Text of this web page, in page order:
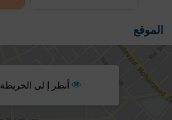
الموقع
أنظر إ لى الخريطة